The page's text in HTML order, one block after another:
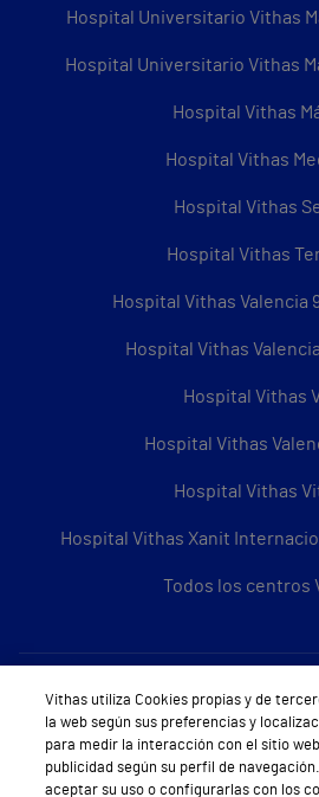
Hospital Universitario Vithas
Hospital Universitario Vithas
Hospital Vithas
Hospital Vithas
Hospital Vithas
Hospital Vithas
Hospital Vithas Valencia
Hospital Vithas
Hospital Vithas
Hospital Vithas
Hospital Vithas
Hospital Vithas Xanit
Todos los centros
Sobre Vithas
Quiénes somos
Trabajar en
Vithas utiliza Cookies propias y de
la web según sus preferencias y
para medir la interacción con el sitio
publicidad según su perfil de
aceptar su uso o configurarlas con los